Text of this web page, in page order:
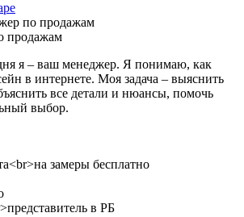
продажам
я – ваш менеджер. Я понимаю, как
в интернете. Моя задача – выяснить
все детали и нюансы, помочь
выбор.